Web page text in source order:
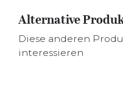
Alternative
Diese anderen
interessieren